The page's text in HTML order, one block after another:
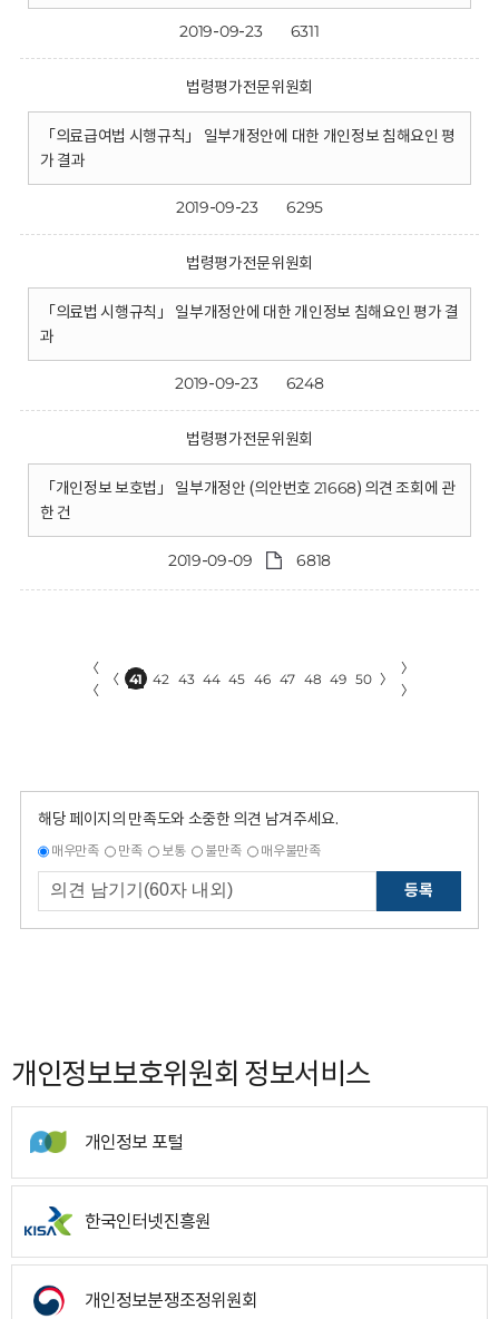
2019-09-23 6311
법령평가전문위원회
「의료급여법 시행규칙」 일부개정안에 대한 개인정보 침해요인 평
가 결과
2019-09-23 6295
법령평가전문위원회
「의료법 시행규칙」 일부개정안에 대한 개인정보 침해요인 평가 결
과
2019-09-23 6248
법령평가전문위원회
「개인정보 보호법」 일부개정안 (의안번호 21668) 의견 조회에 관
한 건
2019-09-09 6818
〈
〈
〈 41 42 43 44 45 46 47 48 49 50 〉
〉
〉
해당 페이지의 만족도와 소중한 의견 남겨주세요.
매우만족 만족 보통 불만족 매우불만족
등록
개인정보보호위원회 정보서비스
개인정보 포털
한국인터넷진흥원
개인정보분쟁조정위원회